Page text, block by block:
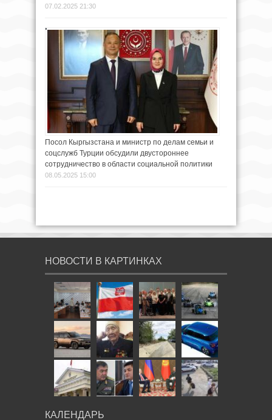
07.02.2025 21:30
Посол Кыргызстана и министр по делам семьи и
соцслужб Турции обсудили двустороннее
сотрудничество в области социальной политики
08.05.2025 15:00
НОВОСТИ В КАРТИНКАХ
КАЛЕНДАРЬ